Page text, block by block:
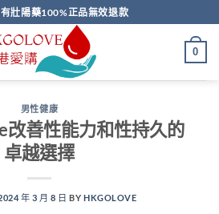
壯陽藥100%正品無效退款
0
男性健康
善性能力和性持久的
卓越選擇
年 3 月 8 日 BYHKGOLOVE